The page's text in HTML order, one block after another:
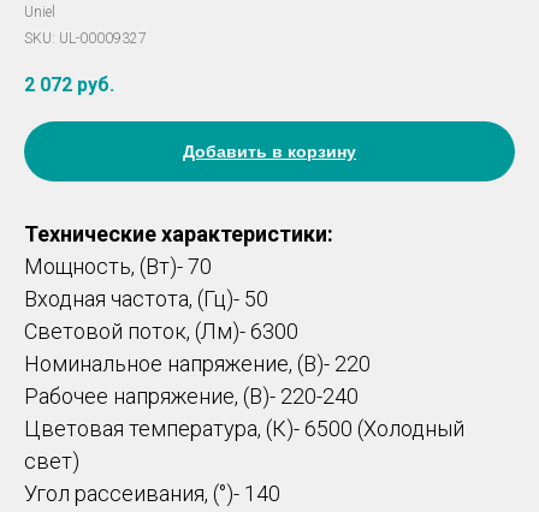
Uniel
SKU: UL-00009327
2 072 руб.
Добавить в корзину
Технические характеристики:
Мощность, (Вт)- 70
Входная частота, (Гц)- 50
Световой поток, (Лм)- 6300
Номинальное напряжение, (В)- 220
Рабочее напряжение, (В)- 220-240
Цветовая температура, (К)- 6500 (Холодный
свет)
Угол рассеивания, (°)- 140